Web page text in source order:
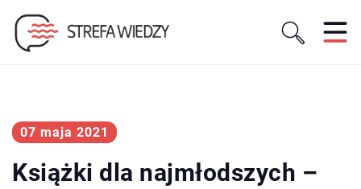
07 maja 2021
Książki dla najmłodszych –